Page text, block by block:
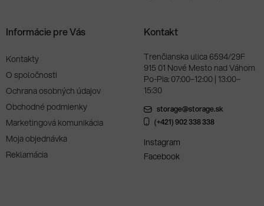
Informácie pre Vás
Kontakty
O spoločnosti
Ochrana osobných údajov
Obchodné podmienky
Marketingová komunikácia
Moja objednávka
Reklamácia
Kontakt
Trenčianska ulica 6594/29F
915 01 Nové Mesto nad Váhom
Po-Pia: 07:00–12:00 | 13:00–
15:30
storage@storage.sk
(+421) 902 338 338
Instagram
Facebook